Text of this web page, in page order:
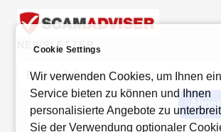
NEWSLETTER
Cookie Settings
Wir verwenden Cookies, um Ihnen
Service bieten zu können und Ihnen
personalisierte Angebote zu
Sie der Verwendung optionaler